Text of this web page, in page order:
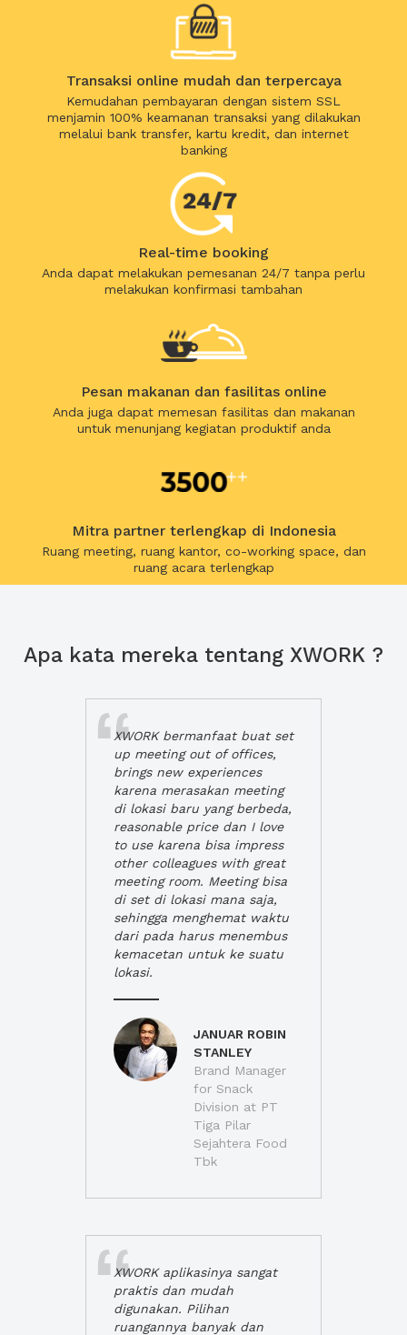
Transaksi online mudah dan terpercaya
Kemudahan pembayaran dengan sistem SSL
menjamin 100% keamanan transaksi yang dilakukan
melalui bank transfer, kartu kredit, dan internet
banking
Real-time booking
Anda dapat melakukan pemesanan 24/7 tanpa perlu
melakukan konfirmasi tambahan
Pesan makanan dan fasilitas online
Anda juga dapat memesan fasilitas dan makanan
untuk menunjang kegiatan produktif anda
Mitra partner terlengkap di Indonesia
Ruang meeting, ruang kantor, co-working space, dan
ruang acara terlengkap
Apa kata mereka tentang XWORK ?
XWORK bermanfaat buat set
up meeting out of offices,
brings new experiences
karena merasakan meeting
di lokasi baru yang berbeda,
reasonable price dan I love
to use karena bisa impress
other colleagues with great
meeting room. Meeting bisa
di set di lokasi mana saja,
sehingga menghemat waktu
dari pada harus menembus
kemacetan untuk ke suatu
lokasi.
JANUAR ROBIN
STANLEY
Brand Manager
for Snack
Division at PT
Tiga Pilar
Sejahtera Food
Tbk
XWORK aplikasinya sangat
praktis dan mudah
digunakan. Pilihan
ruangannya banyak dan